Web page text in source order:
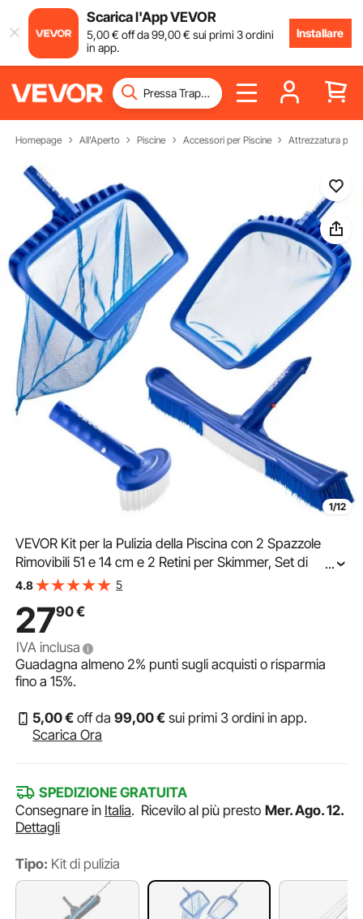
Scarica l'App VEVOR
5,00€ off da99,00€ sui primi 3 ordini
in app.
Installare
Homepage All'Aperto Piscine Accessori per Piscine Attrezzatura per
1/12
VEVOR Kit per la Pulizia della Piscina con 2 Spazzole
Rimovibili 51 e 14 cm e 2 Retini per Skimmer, Set di
Strumenti per Pulire le Piscine Interrate Fuori Terra per
...
4.8 5
2790€
IVA inclusa
Guadagna almeno2% punti sugli acquisti o risparmia
fino a15%.
5,00€ off da99,00€ sui primi 3 ordini in app.
Scarica Ora
SPEDIZIONE GRATUITA
Consegnare in Italia. Ricevilo al più presto Mer. Ago. 12.
Dettagli
Tipo: Kit di pulizia